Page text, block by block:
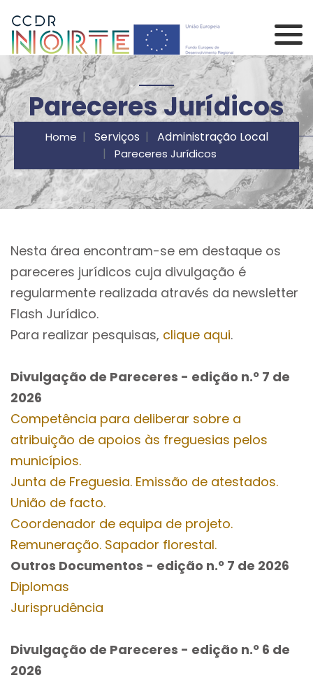
Comissão de
Pareceres Jurídicos
Home Serviços Administração Local
Pareceres Jurídicos
Nesta área encontram-se em destaque os
pareceres jurídicos cuja divulgação é
regularmente realizada através da newsletter
Flash Jurídico.
Para realizar pesquisas, clique aqui.
Divulgação de Pareceres - edição n.º 7 de
2026
Competência para deliberar sobre a
atribuição de apoios às freguesias pelos
municípios.
Junta de Freguesia. Emissão de atestados.
União de facto.
Coordenador de equipa de projeto.
Remuneração. Sapador florestal.
Outros Documentos - edição n.º 7 de 2026
Diplomas
Jurisprudência
Divulgação de Pareceres - edição n.º 6 de
2026